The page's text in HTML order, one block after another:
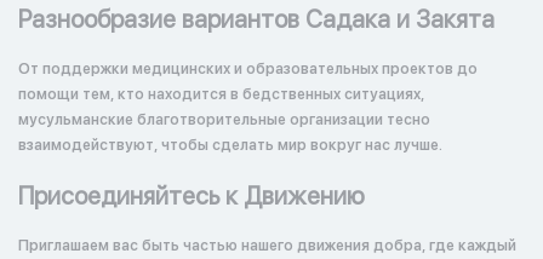
Разнообразие вариантов Садака и Закята
От поддержки медицинских и образовательных проектов до
помощи тем, кто находится в бедственных ситуациях,
мусульманские благотворительные организации тесно
взаимодействуют, чтобы сделать мир вокруг нас лучше.
Присоединяйтесь к Движению
Приглашаем вас быть частью нашего движения добра, где каждый